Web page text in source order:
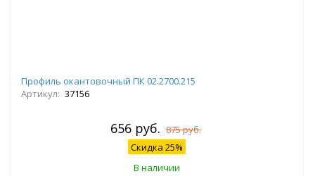
Профиль окантовочный ПК 02.2700.215
Артикул: 37156
656 руб. 875 руб.
Скидка 25%
В наличии